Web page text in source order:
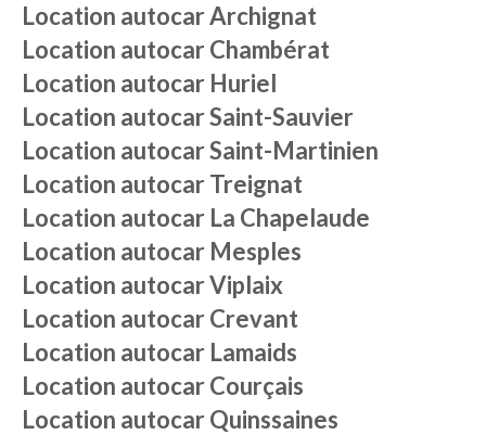
Location autocarArchignat
Location autocarChambérat
Location autocar Huriel
Location autocarSaint-Sauvier
Location autocarSaint-Martinien
Location autocarTreignat
Location autocar La Chapelaude
Location autocar Mesples
Location autocarViplaix
Location autocarCrevant
Location autocar Lamaids
Location autocarCourçais
Location autocarQuinssaines